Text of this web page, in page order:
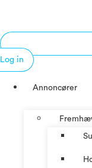
Log in
Annoncører